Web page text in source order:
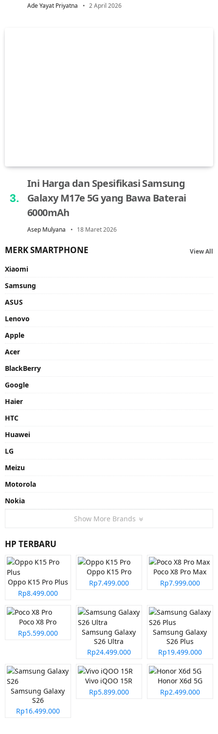
Ade Yayat Priyatna 2 April 2026
Ini Harga dan Spesifikasi Samsung
Galaxy M17e 5G yang Bawa Baterai
6000mAh
Asep Mulyana 18 Maret 2026
MERK SMARTPHONE View All
Xiaomi
Samsung
ASUS
Lenovo
Apple
Acer
BlackBerry
Google
Haier
HTC
Huawei
LG
Meizu
Motorola
Nokia
Show More Brands
HP TERBARU
Oppo K15 Pro Plus
Rp8.499.000
Oppo K15 Pro
Rp7.499.000
Poco X8 Pro Max
Rp7.999.000
Poco X8 Pro
Rp5.599.000
Samsung Galaxy
S26 Ultra
Rp24.499.000
Samsung Galaxy
S26 Plus
Rp19.499.000
Samsung Galaxy
S26
Rp16.499.000
Vivo iQOO 15R
Rp5.899.000
Honor X6d 5G
Rp2.499.000